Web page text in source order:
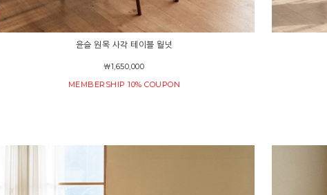
윤슬 원목 사각 테이블 월넛
￦1,650,000
MEMBERSHIP 10% COUPON